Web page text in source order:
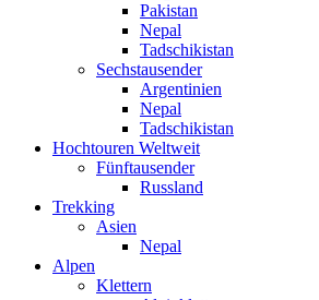
Pakistan
Nepal
Tadschikistan
Sechstausender
Argentinien
Nepal
Tadschikistan
Hochtouren Weltweit
Fünftausender
Russland
Trekking
Asien
Nepal
Alpen
Klettern